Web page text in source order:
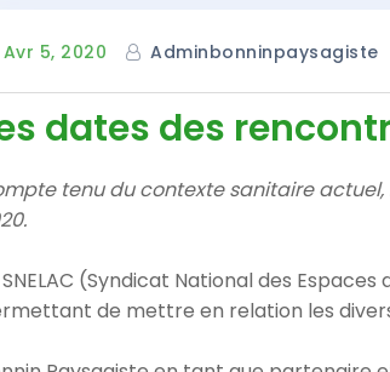
Avr 5, 2020 Adminbonninpaysagiste
dates des
tenu du contexte sanitaire actuel,
SNELAC (Syndicat National des
de mettre en relation les